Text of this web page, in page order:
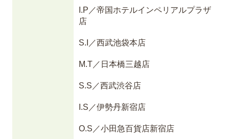
I.P／帝国ホテルインペリアルプラザ
店
S.I／西武池袋本店
M.T／日本橋三越店
S.S／西武渋谷店
I.S／伊勢丹新宿店
O.S／小田急百貨店新宿店